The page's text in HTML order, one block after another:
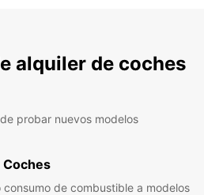
alquiler de coches
probar nuevos modelos
Coches
de combustible a modelos